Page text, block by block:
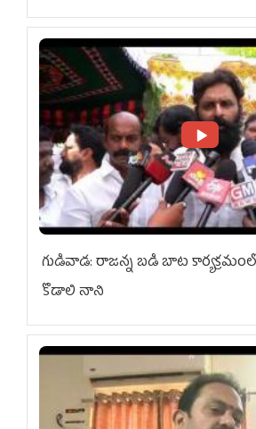
గుడివాడ: రాజన్న బడి బాట
కొడాలి నాని